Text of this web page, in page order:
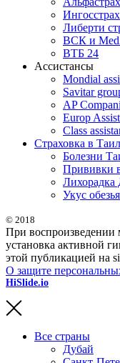
Ингосстрах
Либерти
ВСК и
ВТБ 24
Ассистансы
Mondial
Savitar
AP
Europ
Class
Страховка в
Болезни
Прививки
Лихорадка
Укус
© 2018
При воспроизведении
установка активной
этой публикацией на
О защите
HiSlide.io
Все страны
Дубай